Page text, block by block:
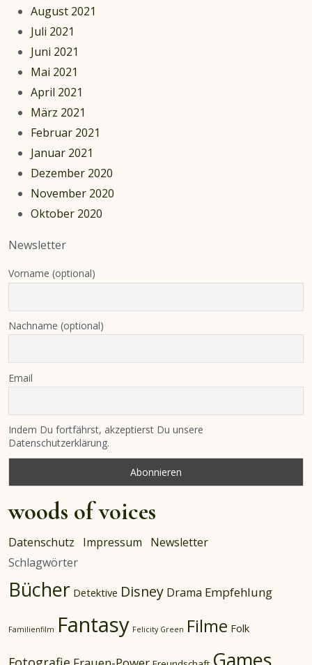
August 2021
Juli 2021
Juni 2021
Mai 2021
April 2021
März 2021
Februar 2021
Januar 2021
Dezember 2020
November 2020
Oktober 2020
Newsletter
Vorname (optional)
Nachname (optional)
Email
Indem Du fortfährst, akzeptierst Du unsere
Datenschutzerklärung.
woods of voices
Datenschutz Impressum
Newsletter
Schlagwörter
Bücher Detektive Disney Drama Empfehlung
Familienfilm Fantasy Felicity Green Filme Folk
Games